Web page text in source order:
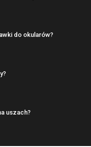
do okularów?
uszach?